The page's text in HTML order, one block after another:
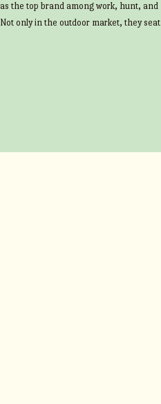
as the top brand among work, hunt,
Not only in the outdoor market, they